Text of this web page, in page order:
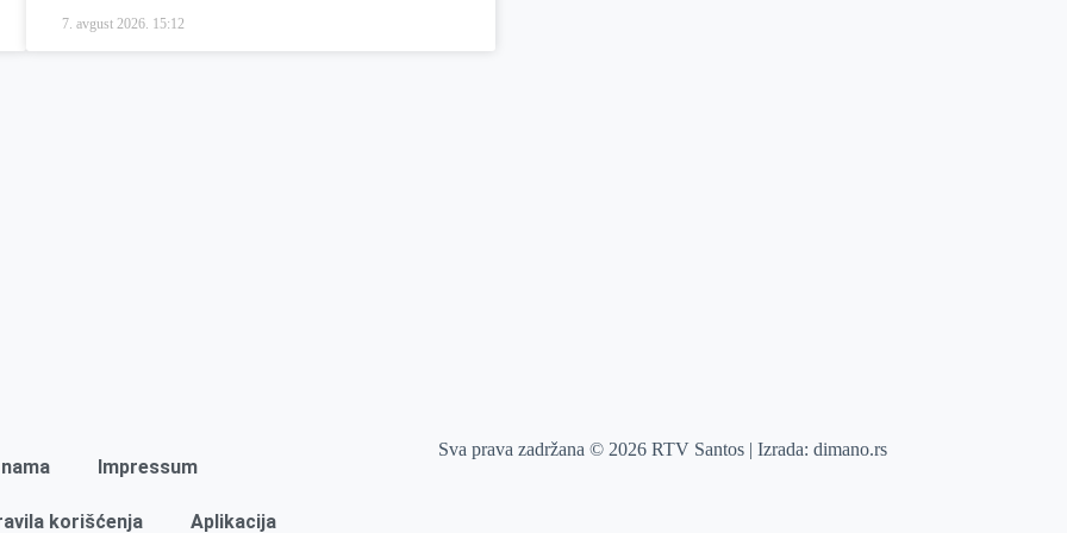
7. avgust 2026. 15:12
Impressum
korišćenja Aplikacija
Sva prava zadržana © 2026 RTV Santos | Izrada:dimano.rs